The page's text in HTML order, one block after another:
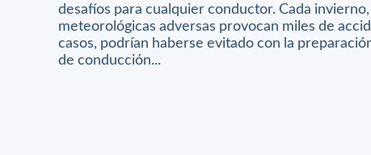
desafíos para cualquier conductor. Cada
meteorológicas adversas provocan miles de
casos, podrían haberse evitado con la
de conducción...